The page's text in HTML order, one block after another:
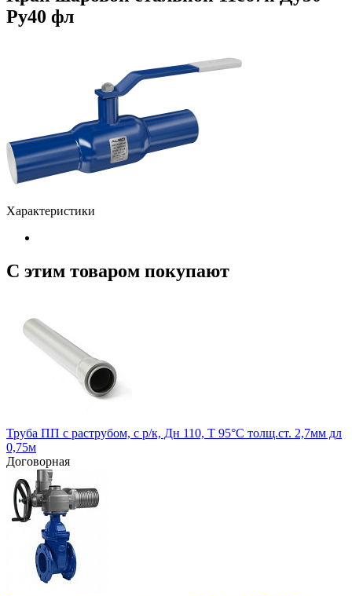
Ру40 фл
Характеристики
С этим товаром покупают
Труба ПП с раструбом, с р/к, Дн 110, Т 95°С толщ.ст. 2,7мм дл
0,75м
Договорная